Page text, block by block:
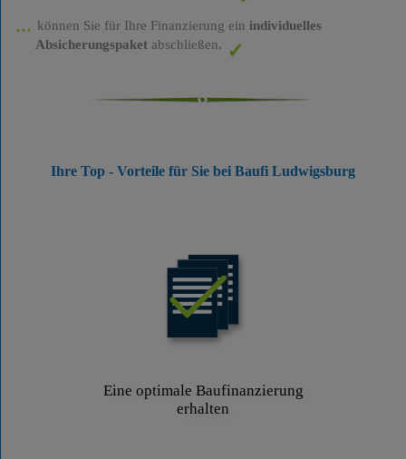
können Sie für Ihre Finanzierung ein individuelles
Absicherungspaketabschließen.
Ihre Top - Vorteile für Sie bei Baufi Ludwigsburg
Eine optimale Baufinanzierung
erhalten